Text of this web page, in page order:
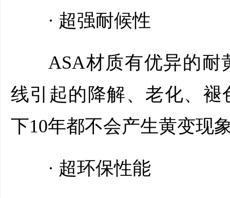
· 超强耐候性
ASA材质有优异的耐
线引起的降解、老化、
下10年都不会产生黄变现
· 超环保性能